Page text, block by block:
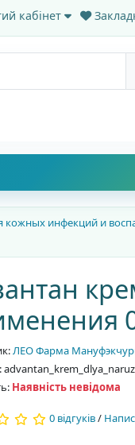
кабінет
кожных инфекций и
ЛЕО Фарма
Наявність невідома
0 відгуків/